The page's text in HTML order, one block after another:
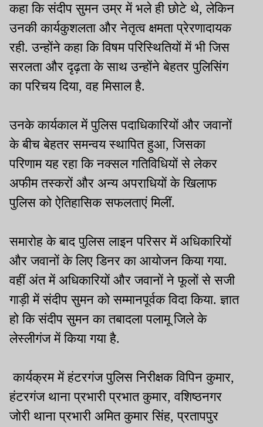
कहा कि संदीप सुमन उम्र में भले ही छोटे थे, लेकिन
उनकी कार्यकुशलता और नेतृत्व क्षमता प्रेरणादायक
रही. उन्होंने कहा कि विषम परिस्थितियों में भी जिस
सरलता और दृढ़ता के साथ उन्होंने बेहतर पुलिसिंग
का परिचय दिया, वह मिसाल है.
उनके कार्यकाल में पुलिस पदाधिकारियों और जवानों
के बीच बेहतर समन्वय स्थापित हुआ, जिसका
परिणाम यह रहा कि नक्सल गतिविधियों से लेकर
अफीम तस्करों और अन्य अपराधियों के खिलाफ
पुलिस को ऐतिहासिक सफलताएं मिलीं.
समारोह के बाद पुलिस लाइन परिसर में अधिकारियों
और जवानों के लिए डिनर का आयोजन किया गया.
वहीं अंत में अधिकारियों और जवानों ने फूलों से सजी
गाड़ी में संदीप सुमन को सम्मानपूर्वक विदा किया. ज्ञात
हो कि संदीप सुमन का तबादला पलामू जिले के
लेस्लीगंज में किया गया है.
कार्यक्रम में हंटरगंज पुलिस निरीक्षक विपिन कुमार,
हंटरगंज थाना प्रभारी प्रभात कुमार, वशिष्ठनगर
जोरी थाना प्रभारी अमित कुमार सिंह, प्रतापपुर